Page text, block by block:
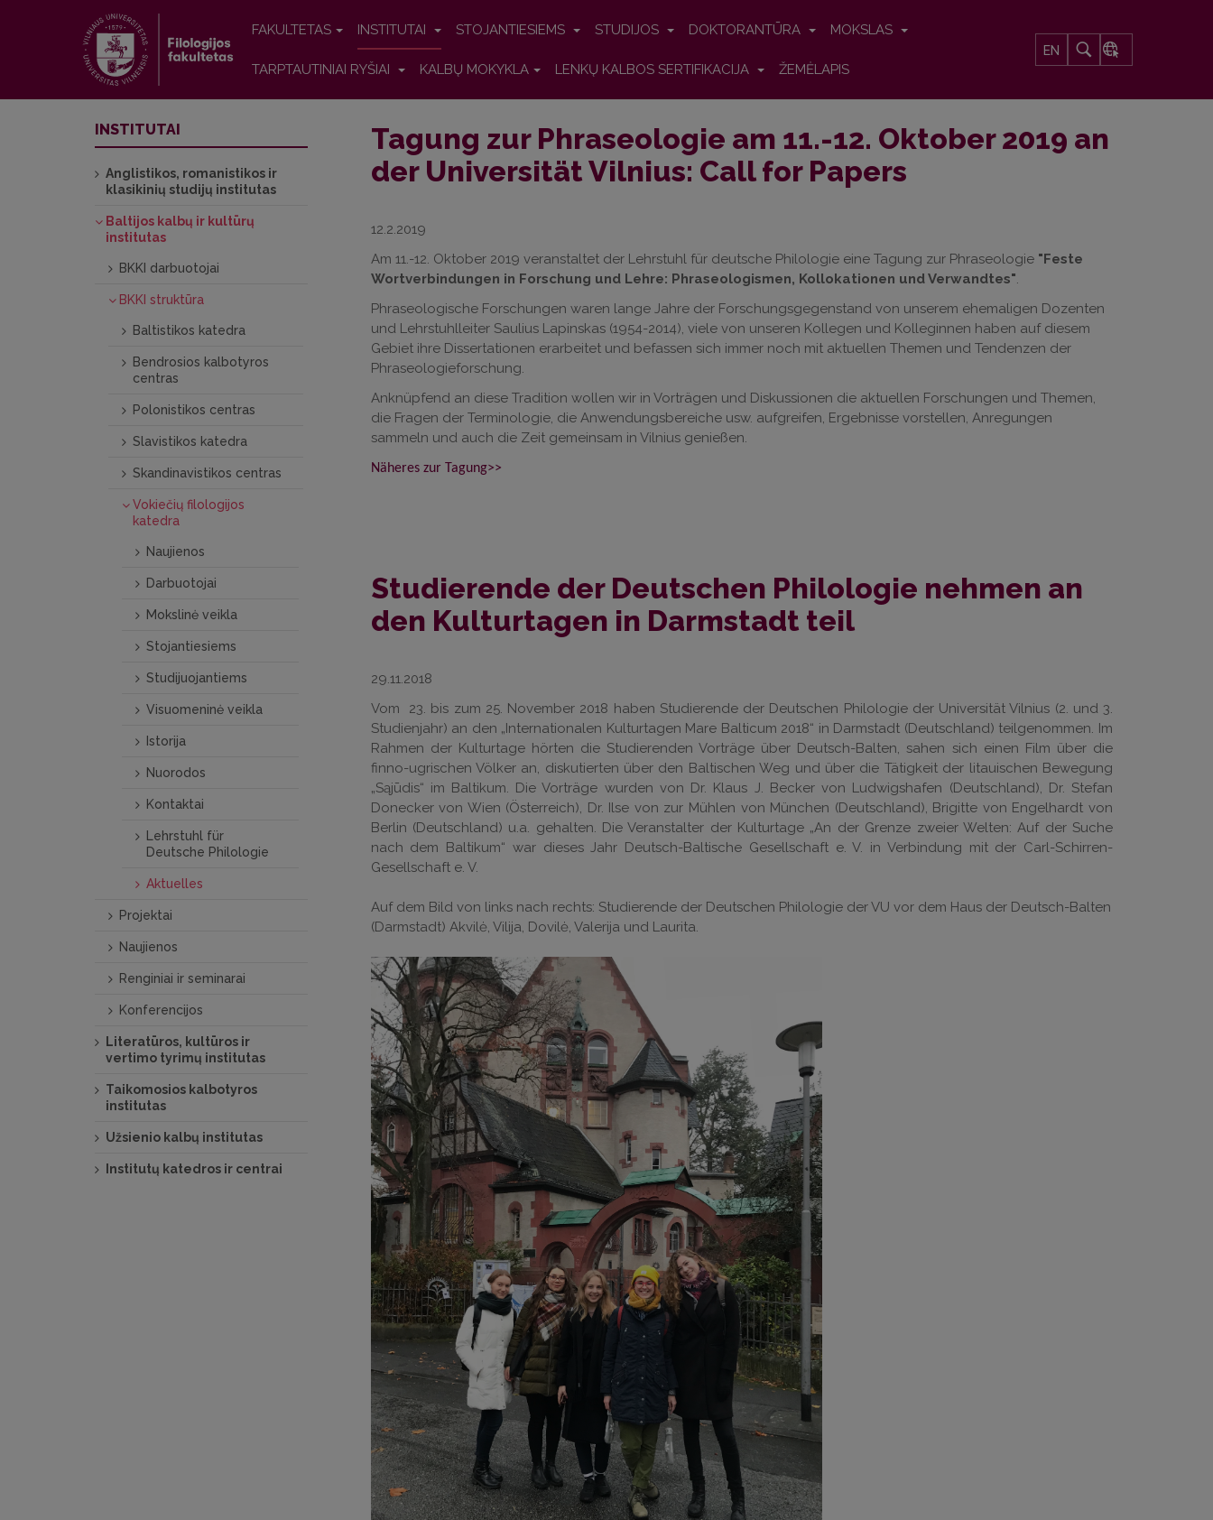
FAKULTETAS INSTITUTAI STOJANTIESIEMS STUDIJOS DOKTORANTŪRA MOKSLAS
TARPTAUTINIAI RYŠIAI KALBŲ MOKYKLA LENKŲ KALBOS SERTIFIKACIJA ŽEMĖLAPIS
EN
Tagung zur Phraseologie am 11.-12. Oktober 2019 an
der Universität Vilnius: Call for Papers
12.2.2019
Am 11.-12. Oktober 2019 veranstaltet der Lehrstuhl für deutsche Philologie eine Tagung zur Phraseologie "Feste
Wortverbindungen in Forschung und Lehre: Phraseologismen, Kollokationen und Verwandtes".
Phraseologische Forschungen waren lange Jahre der Forschungsgegenstand von unserem ehemaligen Dozenten
und Lehrstuhlleiter Saulius Lapinskas (1954-2014), viele von unseren Kollegen und Kolleginnen haben auf diesem
Gebiet ihre Dissertationen erarbeitet und befassen sich immer noch mit aktuellen Themen und Tendenzen der
Phraseologieforschung.
Anknüpfend an diese Tradition wollen wir in Vorträgen und Diskussionen die aktuellen Forschungen und Themen,
die Fragen der Terminologie, die Anwendungsbereiche usw. aufgreifen, Ergebnisse vorstellen, Anregungen
sammeln und auch die Zeit gemeinsam in Vilnius genießen.
Näheres zur Tagung>>
Studierende der Deutschen Philologie nehmen an
den Kulturtagen in Darmstadt teil
29.11.2018
Vom 23. bis zum 25. November 2018 haben Studierende der Deutschen Philologie der Universität Vilnius (2. und 3.
Studienjahr) an den „Internationalen Kulturtagen Mare Balticum 2018“ in Darmstadt (Deutschland) teilgenommen. Im
Rahmen der Kulturtage hörten die Studierenden Vorträge über Deutsch-Balten, sahen sich einen Film über die
finno-ugrischen Völker an, diskutierten über den Baltischen Weg und über die Tätigkeit der litauischen Bewegung
„Sąjūdis“ im Baltikum. Die Vorträge wurden von Dr. Klaus J. Becker von Ludwigshafen (Deutschland), Dr. Stefan
Donecker von Wien (Österreich), Dr. Ilse von zur Mühlen von München (Deutschland), Brigitte von Engelhardt von
Berlin (Deutschland) u.a. gehalten. Die Veranstalter der Kulturtage „An der Grenze zweier Welten: Auf der Suche
nach dem Baltikum“ war dieses Jahr Deutsch-Baltische Gesellschaft e. V. in Verbindung mit der Carl-Schirren-
Gesellschaft e. V.
Auf dem Bild von links nach rechts: Studierende der Deutschen Philologie der VU vor dem Haus der Deutsch-Balten
(Darmstadt) Akvilė, Vilija, Dovilė, Valerija und Laurita.
INSTITUTAI
Anglistikos, romanistikos ir
klasikinių studijų institutas
Baltijos kalbų ir kultūrų
institutas
BKKI darbuotojai
BKKI struktūra
Baltistikos katedra
Bendrosios kalbotyros
centras
Polonistikos centras
Slavistikos katedra
Skandinavistikos centras
Vokiečių filologijos
katedra
Naujienos
Darbuotojai
Mokslinė veikla
Stojantiesiems
Studijuojantiems
Visuomeninė veikla
Istorija
Nuorodos
Kontaktai
Lehrstuhl für
Deutsche Philologie
Aktuelles
Projektai
Naujienos
Renginiai ir seminarai
Konferencijos
Literatūros, kultūros ir
vertimo tyrimų institutas
Taikomosios kalbotyros
institutas
Užsienio kalbų institutas
Institutų katedros ir centrai